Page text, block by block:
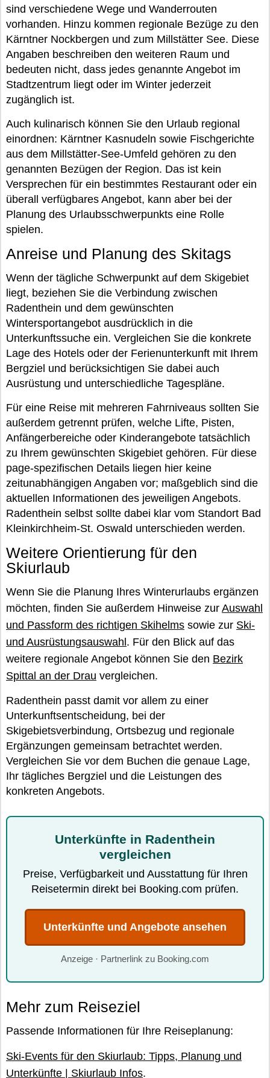
sind verschiedene Wege und Wanderrouten
vorhanden. Hinzu kommen regionale Bezüge zu den
Kärntner Nockbergen und zum Millstätter See. Diese
Angaben beschreiben den weiteren Raum und
bedeuten nicht, dass jedes genannte Angebot im
Stadtzentrum liegt oder im Winter jederzeit
zugänglich ist.
Auch kulinarisch können Sie den Urlaub regional
einordnen: Kärntner Kasnudeln sowie Fischgerichte
aus dem Millstätter-See-Umfeld gehören zu den
genannten Bezügen der Region. Das ist kein
Versprechen für ein bestimmtes Restaurant oder ein
überall verfügbares Angebot, kann aber bei der
Planung des Urlaubsschwerpunkts eine Rolle
spielen.
Anreise und Planung des Skitags
Wenn der tägliche Schwerpunkt auf dem Skigebiet
liegt, beziehen Sie die Verbindung zwischen
Radenthein und dem gewünschten
Wintersportangebot ausdrücklich in die
Unterkunftssuche ein. Vergleichen Sie die konkrete
Lage des Hotels oder der Ferienunterkunft mit Ihrem
Bergziel und berücksichtigen Sie dabei auch
Ausrüstung und unterschiedliche Tagespläne.
Für eine Reise mit mehreren Fahrniveaus sollten Sie
außerdem getrennt prüfen, welche Lifte, Pisten,
Anfängerbereiche oder Kinderangebote tatsächlich
zu Ihrem gewünschten Skigebiet gehören. Für diese
page-spezifischen Details liegen hier keine
zeitunabhängigen Angaben vor; maßgeblich sind die
aktuellen Informationen des jeweiligen Angebots.
Radenthein selbst sollte dabei klar vom Standort Bad
Kleinkirchheim-St. Oswald unterschieden werden.
Weitere Orientierung für den
Skiurlaub
Wenn Sie die Planung Ihres Winterurlaubs ergänzen
möchten, finden Sie außerdem Hinweise zur Auswahl
und Passform des richtigen Skihelms sowie zur Ski-
und Ausrüstungsauswahl. Für den Blick auf das
weitere regionale Angebot können Sie den Bezirk
Spittal an der Drau vergleichen.
Radenthein passt damit vor allem zu einer
Unterkunftsentscheidung, bei der
Skigebietsverbindung, Ortsbezug und regionale
Ergänzungen gemeinsam betrachtet werden.
Vergleichen Sie vor dem Buchen die genaue Lage,
Ihr tägliches Bergziel und die Leistungen des
konkreten Angebots.
Unterkünfte in Radenthein
vergleichen
Preise, Verfügbarkeit und Ausstattung für Ihren
Reisetermin direkt bei Booking.com prüfen.
Unterkünfte und Angebote ansehen
Anzeige · Partnerlink zu Booking.com
Mehr zum Reiseziel
Passende Informationen für Ihre Reiseplanung:
Ski-Events für den Skiurlaub: Tipps, Planung und
Unterkünfte | Skiurlaub Infos.